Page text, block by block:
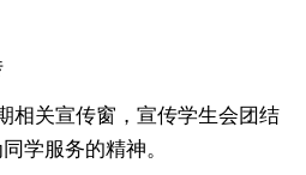
关宣传窗，宣传学生会团结
学服务的精神。